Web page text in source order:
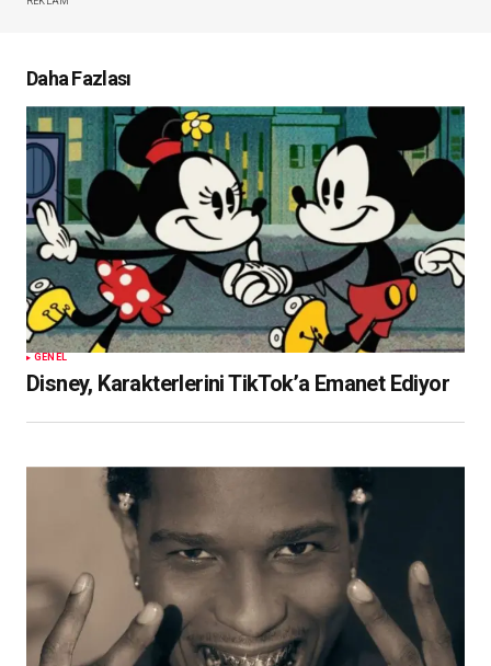
Daha Fazlası
GENEL
Disney, Karakterlerini TikTok’a Emanet Ediyor